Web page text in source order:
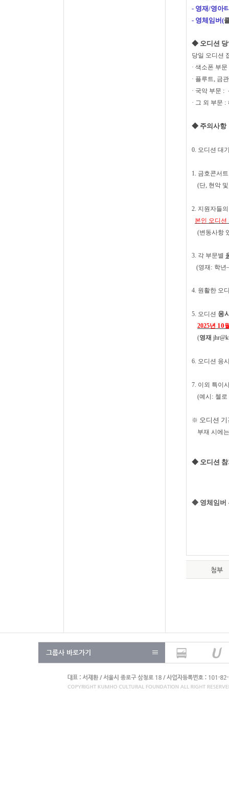
- 영재/영아
- 영체임버(
◆ 오디션 당
당일 오디션
· 색소폰 부문
· 플루트, 금
· 국악 부문 :
· 그 외 부문 :
◆ 주의사항
0. 오디션 대
1. 금호콘서
(단, 현악
2. 지원자들
본인 오디션
(변동사항
3. 각 부문별
(영재 : 학년
4. 원활한 오
5. 오디션 응
2025년 10
(영재
6. 오디션 응
7. 이외 특이
(예시 : 첼로
※ 오디션 기
부재 시에
◆ 오디션 참
◆ 영체임버
첨부
그룹사 바로가기